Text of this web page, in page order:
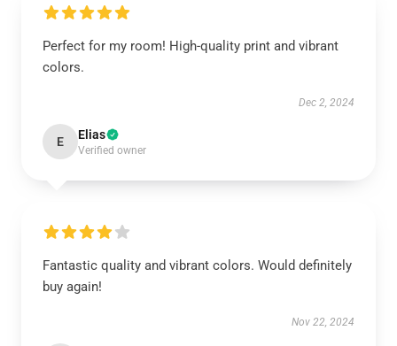
Perfect for my room! High-quality print and vibrant
colors.
Dec 2, 2024
E Elias
Verified owner
Fantastic quality and vibrant colors. Would definitely
buy again!
Nov 22, 2024